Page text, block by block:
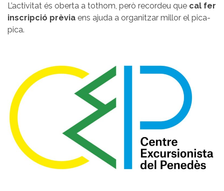
L’activitat és oberta a tothom, però recordeu que cal fer
inscripció prèvia ens ajuda a organitzar millor el pica-
pica.